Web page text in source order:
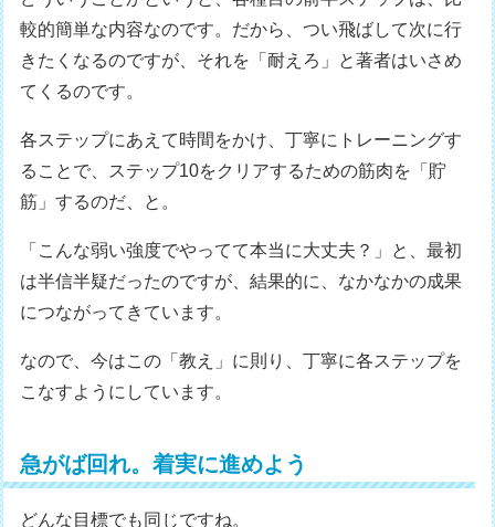
較的簡単な内容なのです。だから、つい飛ばして次に行
きたくなるのですが、それを「耐えろ」と著者はいさめ
てくるのです。
各ステップにあえて時間をかけ、丁寧にトレーニングす
ることで、ステップ10をクリアするための筋肉を「貯
筋」するのだ、と。
「こんな弱い強度でやってて本当に大丈夫？」と、最初
は半信半疑だったのですが、結果的に、なかなかの成果
につながってきています。
なので、今はこの「教え」に則り、丁寧に各ステップを
こなすようにしています。
急がば回れ。着実に進めよう
どんな目標でも同じですね。